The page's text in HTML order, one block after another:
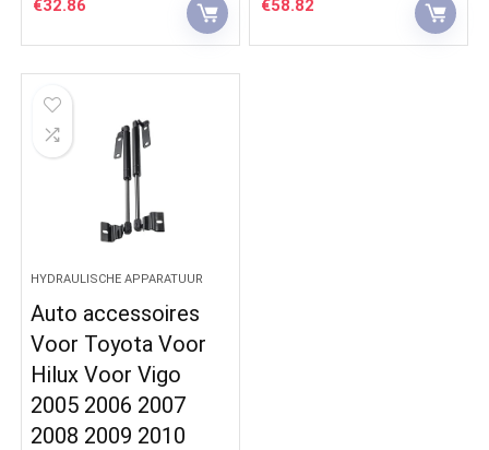
€32.86 €58.82
HYDRAULISCHE APPARATUUR
Auto accessoires
Voor Toyota Voor
Hilux Voor Vigo
2005 2006 2007
2008 2009 2010